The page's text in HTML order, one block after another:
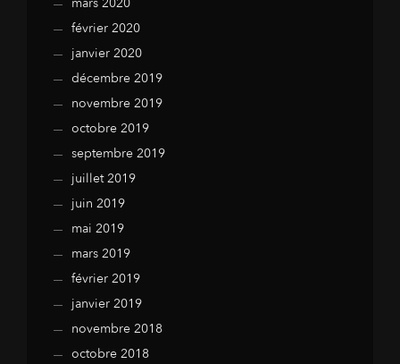
mars 2020
février 2020
janvier 2020
décembre 2019
novembre 2019
octobre 2019
septembre 2019
juillet 2019
juin 2019
mai 2019
mars 2019
février 2019
janvier 2019
novembre 2018
octobre 2018